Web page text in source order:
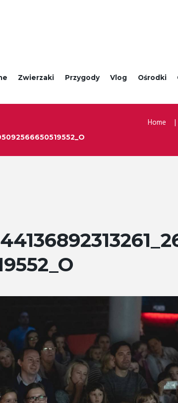
Zwierzaki Przygody Vlog Ośrodki
Home